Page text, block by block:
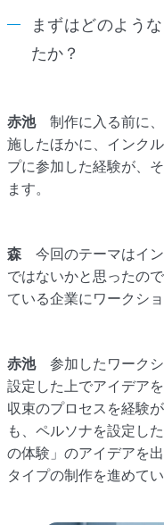
まずはどのよう
たか？
赤池制作に入る前に、
施したほかに、インク
プに参加した経験が、
ます。
森 今回のテーマはイ
ではないかと思ったの
ている企業にワークシ
赤池参加したワークシ
設定した上でアイデア
収束のプロセスを経験
も、ペルソナを設定し
の体験」のアイデアを
タイプの制作を進めてい